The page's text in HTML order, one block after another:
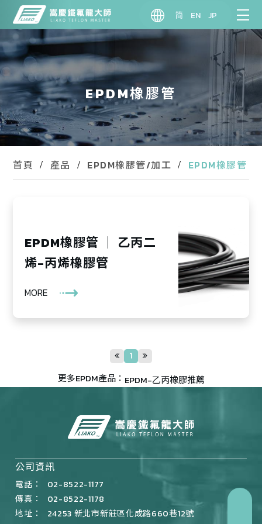
简 EN JP
EPDM橡膠管
首頁 產品 EPDM橡膠管/加工 EPDM橡膠管
EPDM橡膠管 ｜ 乙丙二
烯-丙烯橡膠管
MORE
1
更多EPDM產品： EPDM-乙丙橡膠推薦
公司資訊
電話：
02-8522-1177
傳真：
02-8522-1178
地址：
24253 新北市新莊區化成路660巷12號